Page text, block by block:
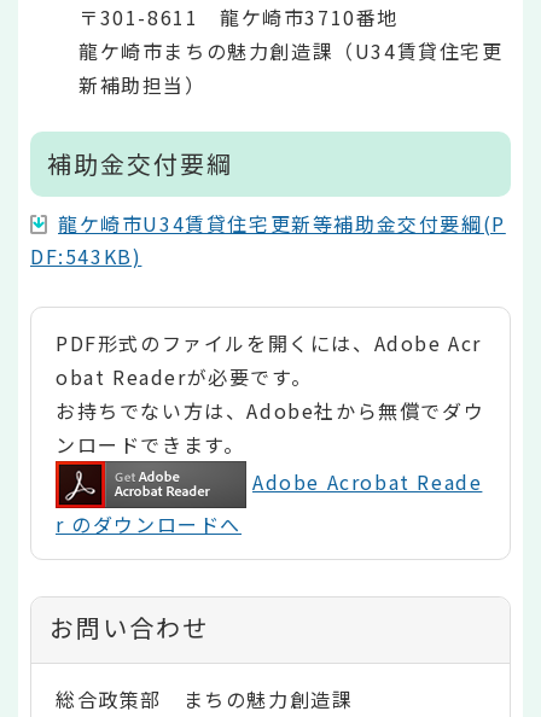
〒301-8611 龍ケ崎市3710番地
龍ケ崎市まちの魅力創造課（U34賃貸住宅更
新補助担当）
補助金交付要綱
龍ケ崎市U34賃貸住宅更新等補助金交付要綱(P
DF:543KB)
PDF形式のファイルを開くには、Adobe Acr
obat Readerが必要です。
お持ちでない方は、Adobe社から無償でダウ
ンロードできます。
Adobe Acrobat Reade
r のダウンロードへ
お問い合わせ
総合政策部 まちの魅力創造課